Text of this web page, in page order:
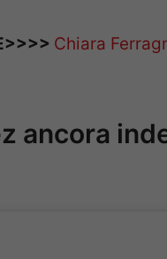
Chiara
ancora